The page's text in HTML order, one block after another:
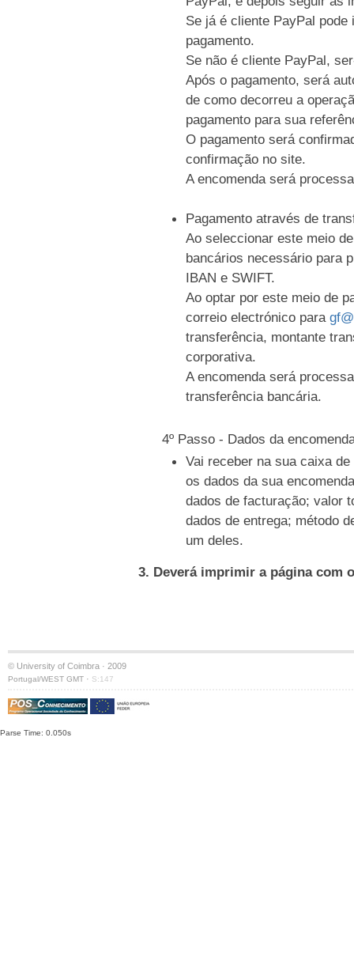
Se já é cliente PayPal
pagamento.
Se não é cliente PayPal,
Após o pagamento, será
de como decorreu a
pagamento para sua
O pagamento será
confirmação no site.
A encomenda será
Pagamento através de
Ao seleccionar este meio
bancários necessário para
IBAN e SWIFT.
Ao optar por este meio de
correio electrónico para
transferência, montante
corporativa.
A encomenda será
transferência bancária.
4º Passo - Dados da
Vai receber na sua caixa
os dados da sua
dados de facturação; valor
dados de entrega; método
um deles.
3. Deverá imprimir a página com
© University of Coimbra · 2009
Portugal/WEST GMT · S:147
Parse Time: 0.050s